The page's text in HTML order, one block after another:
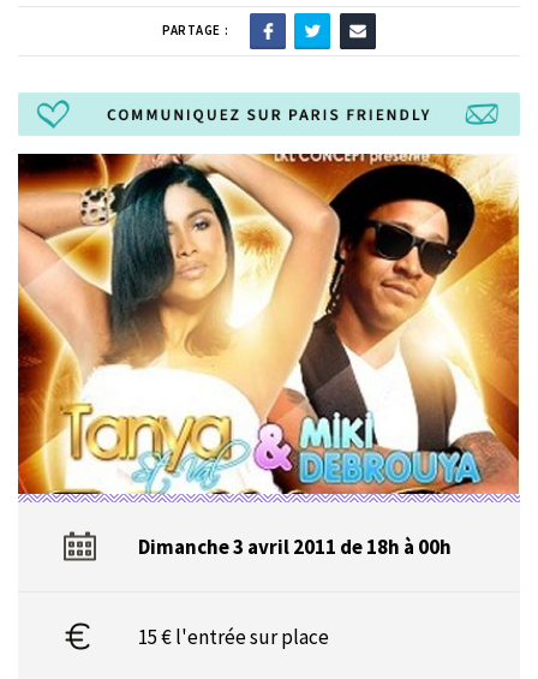
PARTAGE :
Dimanche 3 avril 2011 de 18h à 00h
15 € l'entrée sur place